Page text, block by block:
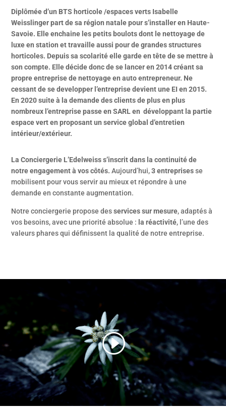
Diplômée d’un BTS horticole /espaces verts Isabelle
Weisslinger part de sa région natale pour s’installer en Haute-
Savoie. Elle enchaine les petits boulots dont le nettoyage de
luxe en station et travaille aussi pour de grandes structures
horticoles. Depuis sa scolarité elle garde en tête de se mettre à
son compte. Elle décide donc de se lancer en 2014 créant sa
propre entreprise de nettoyage en auto entrepreneur. Ne
cessant de se developper l’entreprise devient une EI en 2015.
En 2020 suite à la demande des clients de plus en plus
nombreux l’entreprise passe en SARL en développant la partie
espace vert en proposant un service global d’entretien
intérieur/extérieur.
La Conciergerie L’Edelweiss s’inscrit dans la continuité de
notre engagement à vos côtés. Aujourd’hui,3 entreprisesse
mobilisent pour vous servir au mieux et répondre à une
demande en constante augmentation.
Notre conciergerie propose desservices sur mesure, adaptés à
vos besoins, avec une priorité absolue : la réactivité, l’une des
valeurs pharesqui définissent la qualité de notre entreprise.